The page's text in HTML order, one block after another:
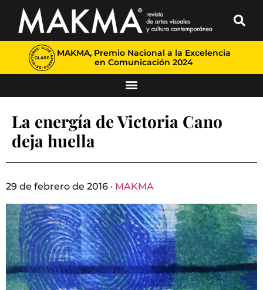
MAKMA, Premio Nacional a la Excelencia
en Comunicación 2024
La energía de Victoria Cano
deja huella
29 de febrero de 2016 · MAKMA